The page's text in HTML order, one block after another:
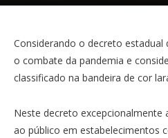
Considerando o decreto
o combate da pandemia e
classificado na bandeira de cor
Neste decreto
ao público em estabelecimentos